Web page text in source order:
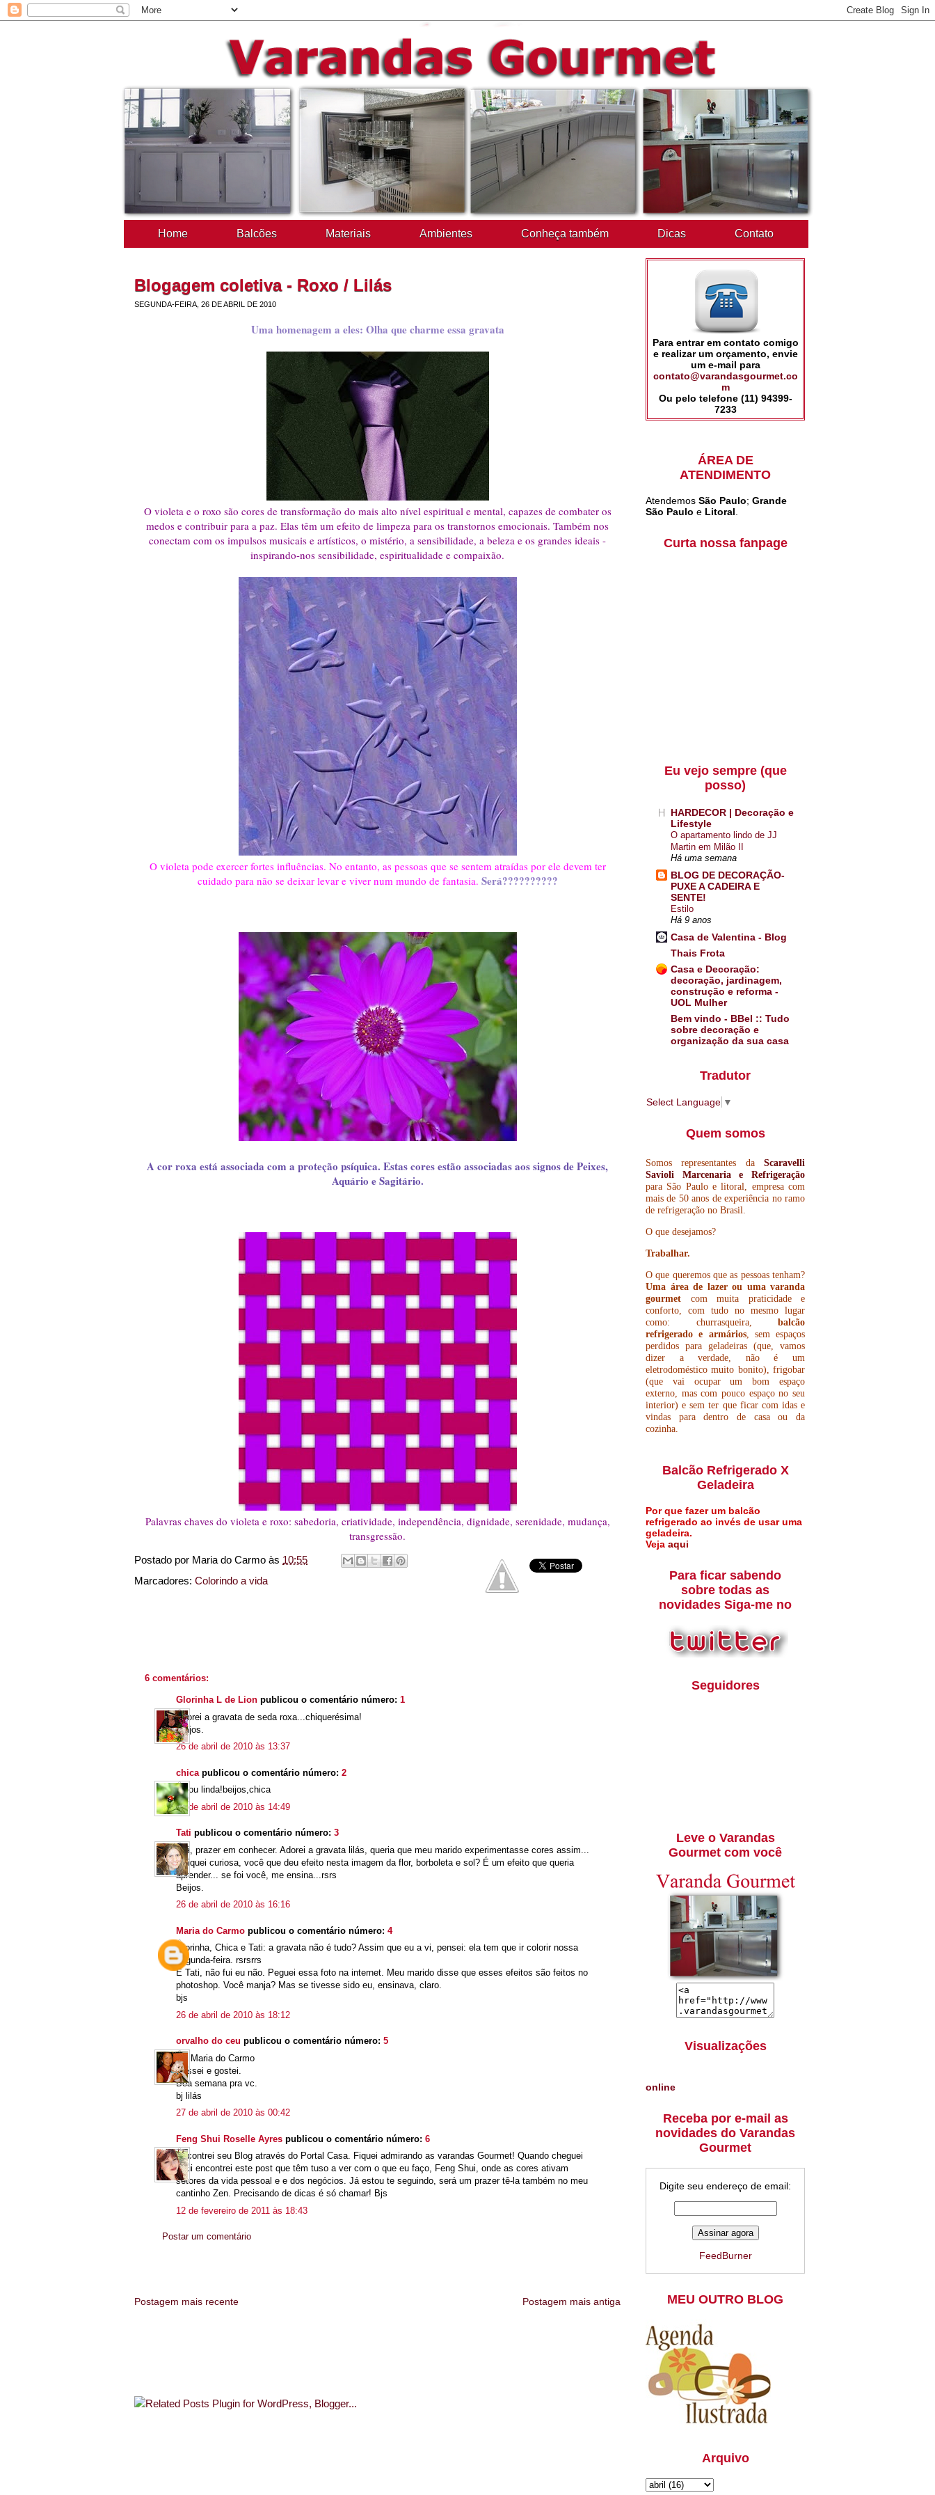
Home Balcões Materiais Ambientes Conheça também Dicas Contato
Blogagem coletiva - Roxo / Lilás
SEGUNDA-FEIRA, 26 DE ABRIL DE 2010
Uma homenagem a eles: Olha que charme essa gravata
O violeta e o roxo são cores de transformação do mais alto nível espiritual e mental, capazes de combater os
medos e contribuir para a paz. Elas têm um efeito de limpeza para os transtornos emocionais. Também nos
conectam com os impulsos musicais e artísticos, o mistério, a sensibilidade, a beleza e os grandes ideais -
inspirando-nos sensibilidade, espiritualidade e compaixão.
O violeta pode exercer fortes influências. No entanto, as pessoas que se sentem atraídas por ele devem ter
cuidado para não se deixar levar e viver num mundo de fantasia. Será??????????
A cor roxa está associada com a proteção psíquica. Estas cores estão associadas aos signos de Peixes,
Aquário e Sagitário.
Palavras chaves do violeta e roxo: sabedoria, criatividade, independência, dignidade, serenidade, mudança,
transgressão.
Postado por Maria do Carmo às 10:55
Marcadores: Colorindo a vida
6 comentários:
Glorinha L de Lion publicou o comentário número: 1
Adorei a gravata de seda roxa...chiquerésima!
Beijos.
26 de abril de 2010 às 13:37
chica publicou o comentário número: 2
Ficou linda!beijos,chica
26 de abril de 2010 às 14:49
Tati publicou o comentário número: 3
Olá, prazer em conhecer. Adorei a gravata lilás, queria que meu marido experimentasse cores assim...
E fiquei curiosa, você que deu efeito nesta imagem da flor, borboleta e sol? É um efeito que queria
aprender... se foi você, me ensina...rsrs
Beijos.
26 de abril de 2010 às 16:16
Maria do Carmo publicou o comentário número: 4
Glorinha, Chica e Tati: a gravata não é tudo? Assim que eu a vi, pensei: ela tem que ir colorir nossa
segunda-feira. rsrsrrs
E Tati, não fui eu não. Peguei essa foto na internet. Meu marido disse que esses efeitos são feitos no
photoshop. Você manja? Mas se tivesse sido eu, ensinava, claro.
bjs
26 de abril de 2010 às 18:12
orvalho do ceu publicou o comentário número: 5
Oi, Maria do Carmo
Passei e gostei.
Boa semana pra vc.
bj lilás
27 de abril de 2010 às 00:42
Feng Shui Roselle Ayres publicou o comentário número: 6
Encontrei seu Blog através do Portal Casa. Fiquei admirando as varandas Gourmet! Quando cheguei
aqui encontrei este post que têm tuso a ver com o que eu faço, Feng Shui, onde as cores ativam
setores da vida pessoal e e dos negócios. Já estou te seguindo, será um prazer tê-la também no meu
cantinho Zen. Precisando de dicas é só chamar! Bjs
12 de fevereiro de 2011 às 18:43
Postar um comentário
Postagem mais recente Postagem mais antiga
Para entrar em contato comigo
e realizar um orçamento, envie
um e-mail para
contato@varandasgourmet.co
m
Ou pelo telefone (11) 94399-
7233
ÁREA DE
ATENDIMENTO
Atendemos São Paulo; Grande
São Paulo e Litoral
Curta nossa fanpage
Eu vejo sempre (que
posso)
HARDECOR | Decoração e
Lifestyle
O apartamento lindo de JJ
Martin em Milão II
Há uma semana
BLOG DE DECORAÇÃO-
PUXE A CADEIRA E
SENTE!
Estilo
Há 9 anos
Casa de Valentina - Blog
Thais Frota
Casa e Decoração:
decoração, jardinagem,
construção e reforma -
UOL Mulher
Bem vindo - BBel :: Tudo
sobre decoração e
organização da sua casa
Tradutor
Select Language ▼
Quem somos
Somos representantes da Scaravelli
Savioli Marcenaria e Refrigeração
para São Paulo e litoral, empresa com
mais de 50 anos de experiência no ramo
de refrigeração no Brasil.
O que desejamos?
Trabalhar.
O que queremos que as pessoas tenham?
Uma área de lazer ou uma varanda
gourmet com muita praticidade e
conforto, com tudo no mesmo lugar
como: churrasqueira, balcão
refrigerado e armários, sem espaços
perdidos para geladeiras (que, vamos
dizer a verdade, não é um
eletrodoméstico muito bonito), frigobar
(que vai ocupar um bom espaço
externo, mas com pouco espaço no seu
interior) e sem ter que ficar com idas e
vindas para dentro de casa ou da
cozinha.
Balcão Refrigerado X
Geladeira
Por que fazer um balcão
refrigerado ao invés de usar uma
geladeira.
Veja aqui
Para ficar sabendo
sobre todas as
novidades Siga-me no
Seguidores
Leve o Varandas
Gourmet com você
Visualizações
online
Receba por e-mail as
novidades do Varandas
Gourmet
Digite seu endereço de email:
FeedBurner
MEU OUTRO BLOG
Arquivo